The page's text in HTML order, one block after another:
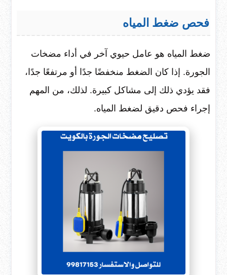
فحص ضغط المياه
ضغط المياه هو عامل حيوي آخر في أداء مضخات
الجورة. إذا كان الضغط منخفضًا جدًا أو مرتفعًا جدًا،
فقد يؤدي ذلك إلى مشاكل كبيرة. لذلك، من المهم
إجراء فحص دقيق لضغط المياه.